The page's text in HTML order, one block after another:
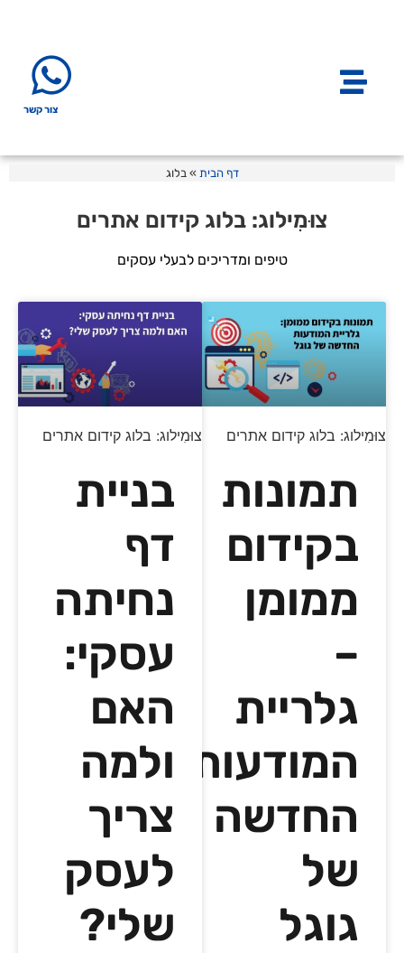
צור קשר
דף הבית » בלוג
צוּמִילוג: בלוג קידום אתרים
טיפים ומדריכים לבעלי עסקים
צוּמִילוג: בלוג קידום אתרים
תמונות
בקידום
ממומן
–
גלריית
המודעות
החדשה
של
גוגל
צוּמִילוג: בלוג קידום אתרים
בניית
דף
נחיתה
עסקי:
האם
ולמה
צריך
לעסק
שלי?